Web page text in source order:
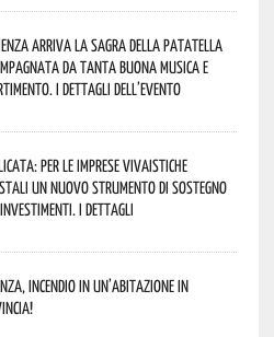
arriva la Sagra della Patatella
da tanta buona musica e
I dettagli dell’evento
per le imprese vivaistiche
un nuovo strumento di sostegno
I dettagli
incendio in un’abitazione in